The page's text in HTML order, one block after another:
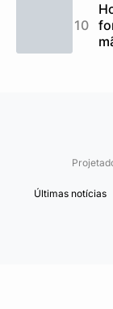
Últimas notícias